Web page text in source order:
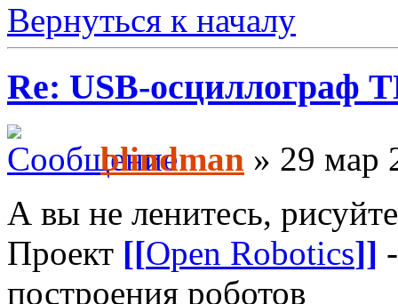
Вернуться к началу
Re: USB-осциллограф
blindman » 29 мар
А вы не ленитесь,
Проект [[Open Robotics]]
построения роботов